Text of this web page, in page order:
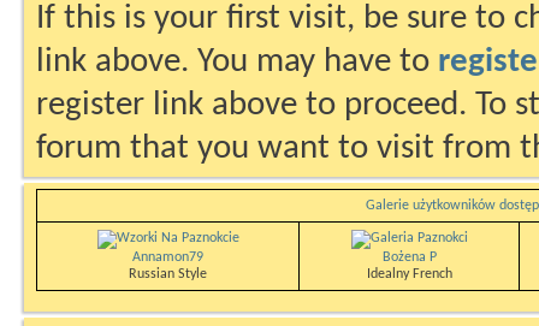
If this is your first visit, be sure to
link above. You may have to
register link above to proceed. To
forum that you want to visit from
Galerie użytkowników
Annamon79
Russian Style
Bożena P
Idealny French